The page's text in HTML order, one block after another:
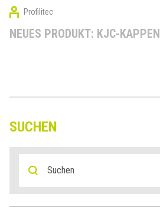
Profilitec
NEUES PRODUKT: KJC-
SUCHEN